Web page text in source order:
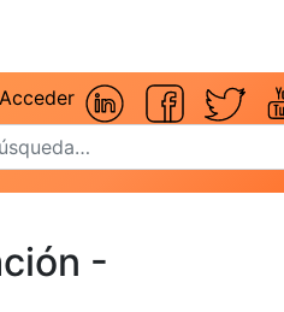
Acceder
-